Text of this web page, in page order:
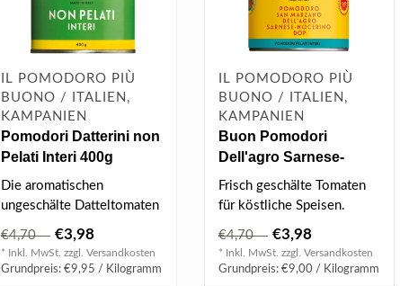
IL POMODORO PIÙ
BUONO / ITALIEN,
KAMPANIEN
Pomodori Datterini non
Pelati Interi 400g
Die aromatischen
ungeschälte Datteltomaten
intensiven ..
€4,70 €3,98
* Inkl. MwSt. zzgl. Versandkosten
Grundpreis: €9,95 / Kilogramm
IL POMODORO PIÙ
BUONO / ITALIEN,
KAMPANIEN
Buon Pomodori
Dell'agro Sarnese-
Nocerino 400g
Frisch geschälte Tomaten
für köstliche Speisen.
€4,70 €3,98
* Inkl. MwSt. zzgl. Versandkosten
Grundpreis: €9,00 / Kilogramm